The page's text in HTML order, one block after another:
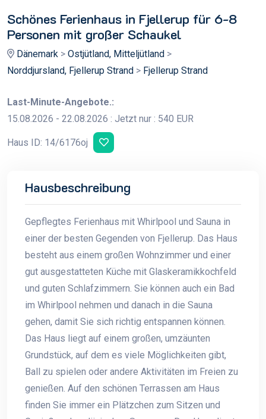
Schönes Ferienhaus in Fjellerup für 6-8
Personen mit großer Schaukel
Dänemark > Ostjütland, Mitteljütland >
Norddjursland, Fjellerup Strand > Fjellerup Strand
Last-Minute-Angebote.:
15.08.2026 - 22.08.2026 : Jetzt nur : 540 EUR
Haus ID: 14/6176oj
Hausbeschreibung
Gepflegtes Ferienhaus mit Whirlpool und Sauna in
einer der besten Gegenden von Fjellerup. Das Haus
besteht aus einem großen Wohnzimmer und einer
gut ausgestatteten Küche mit Glaskeramikkochfeld
und guten Schlafzimmern. Sie können auch ein Bad
im Whirlpool nehmen und danach in die Sauna
gehen, damit Sie sich richtig entspannen können.
Das Haus liegt auf einem großen, umzäunten
Grundstück, auf dem es viele Möglichkeiten gibt,
Ball zu spielen oder andere Aktivitäten im Freien zu
genießen. Auf den schönen Terrassen am Haus
finden Sie immer ein Plätzchen zum Sitzen und